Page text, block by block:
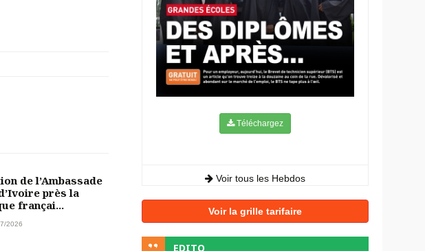
de l’Ambassade
près la
françai...
2026
Téléchargez
Voir tous les Hebdos
Voir la grille tarifaire
EDITO